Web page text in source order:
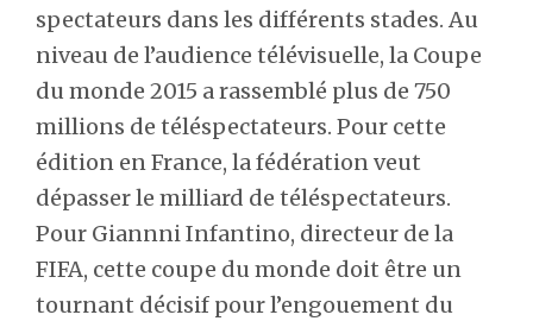
spectateurs dans les différents stades. Au
niveau de l’audience télévisuelle, la Coupe
du monde 2015 a rassemblé plus de 750
millions de téléspectateurs. Pour cette
édition en France, la fédération veut
dépasser le milliard de téléspectateurs.
Pour Giannni Infantino, directeur de la
FIFA, cette coupe du monde doit être un
tournant décisif pour l’engouement du